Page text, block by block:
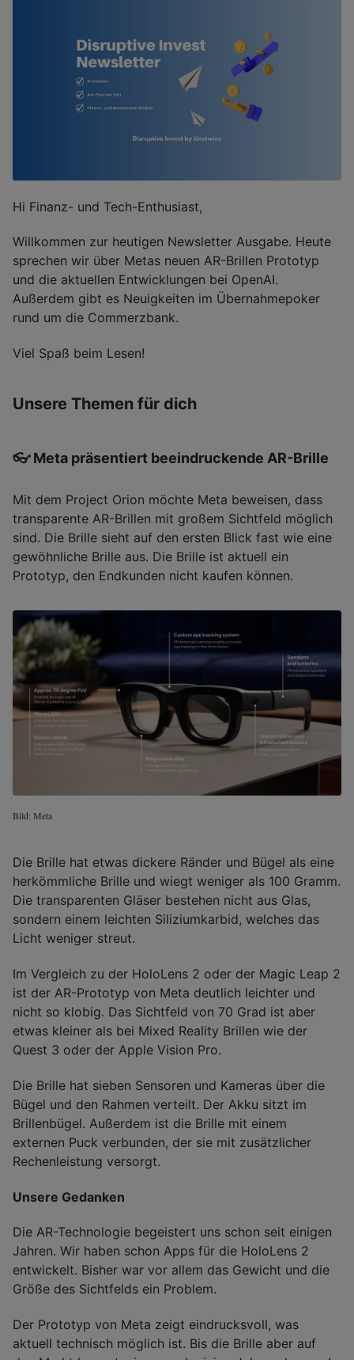
Hi Finanz- und Tech-Enthusiast,
Willkommen zur heutigen Newsletter Ausgabe. Heute
sprechen wir über Metas neuen AR-Brillen Prototyp
und die aktuellen Entwicklungen bei OpenAI.
Außerdem gibt es Neuigkeiten im Übernahmepoker
rund um die Commerzbank.
Viel Spaß beim Lesen!
Unsere Themen für dich
👓 Meta präsentiert beeindruckende AR-Brille
Mit dem Project Orion möchte Meta beweisen, dass
transparente AR-Brillen mit großem Sichtfeld möglich
sind. Die Brille sieht auf den ersten Blick fast wie eine
gewöhnliche Brille aus. Die Brille ist aktuell ein
Prototyp, den Endkunden nicht kaufen können.
Bild: Meta
Die Brille hat etwas dickere Ränder und Bügel als eine
herkömmliche Brille und wiegt weniger als 100 Gramm.
Die transparenten Gläser bestehen nicht aus Glas,
sondern einem leichten Siliziumkarbid, welches das
Licht weniger streut.
Im Vergleich zu der HoloLens 2 oder der Magic Leap 2
ist der AR-Prototyp von Meta deutlich leichter und
nicht so klobig. Das Sichtfeld von 70 Grad ist aber
etwas kleiner als bei Mixed Reality Brillen wie der
Quest 3 oder der Apple Vision Pro.
Die Brille hat sieben Sensoren und Kameras über die
Bügel und den Rahmen verteilt. Der Akku sitzt im
Brillenbügel. Außerdem ist die Brille mit einem
externen Puck verbunden, der sie mit zusätzlicher
Rechenleistung versorgt.
Unsere Gedanken
Die AR-Technologie begeistert uns schon seit einigen
Jahren. Wir haben schon Apps für die HoloLens 2
entwickelt. Bisher war vor allem das Gewicht und die
Größe des Sichtfelds ein Problem.
Der Prototyp von Meta zeigt eindrucksvoll, was
aktuell technisch möglich ist. Bis die Brille aber auf